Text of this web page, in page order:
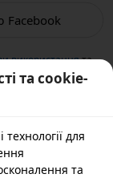
Facebook
використаннята
та cookie-
для
та